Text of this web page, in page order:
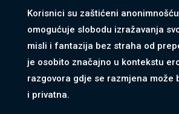
Korisnici su zaštićeni
omogućuje slobodu izražavanja
misli i fantazija bez straha od
je osobito značajno u kontekstu
razgovora gdje se razmjena može
i privatna.